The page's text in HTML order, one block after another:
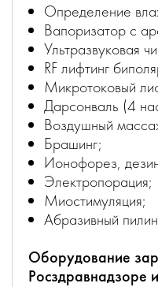
Определение
Вапоризатор с
Ультразвуковая
RF лифтинг
Микротоковый
Дарсонваль (4
Воздушный
Брашинг;
Ионофорез,
Электропорация;
Миостимуляция;
Абразивный
Оборудование
Росздравнадзоре